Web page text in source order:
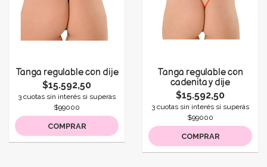
Tanga regulable con dije
$15.592,50
3 cuotas sin interés si superás
$99000
COMPRAR
Tanga regulable con
cadenita y dije
$15.592,50
3 cuotas sin interés si superás
$99000
COMPRAR